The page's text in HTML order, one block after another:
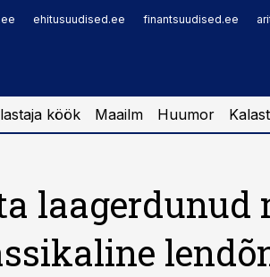
ehitusuudised.ee finantsuudised.ee
köök Maailm Huumor
laagerdunud